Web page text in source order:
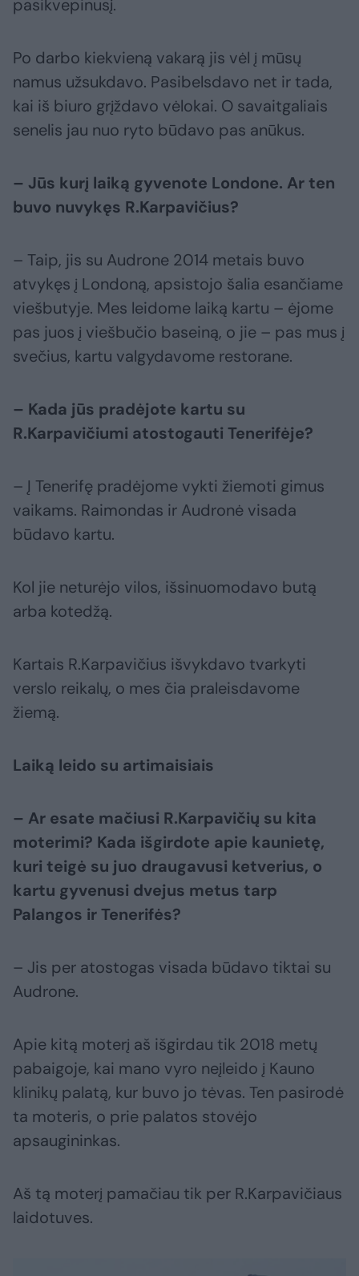
pasikvepinusį.
Po darbo kiekvieną vakarą jis vėl į mūsų
namus užsukdavo. Pasibelsdavo net ir tada,
kai iš biuro grįždavo vėlokai. O savaitgaliais
senelis jau nuo ryto būdavo pas anūkus.
– Jūs kurį laiką gyvenote Londone. Ar ten
buvo nuvykęs R.Karpavičius?
– Taip, jis su Audrone 2014 metais buvo
atvykęs į Londoną, apsistojo šalia esančiame
viešbutyje. Mes leidome laiką kartu – ėjome
pas juos į viešbučio baseiną, o jie – pas mus į
svečius, kartu valgydavome restorane.
– Kada jūs pradėjote kartu su
R.Karpavičiumi atostogauti Tenerifėje?
– Į Tenerifę pradėjome vykti žiemoti gimus
vaikams. Raimondas ir Audronė visada
būdavo kartu.
Kol jie neturėjo vilos, išsinuomodavo butą
arba kotedžą.
Kartais R.Karpavičius išvykdavo tvarkyti
verslo reikalų, o mes čia praleisdavome
žiemą.
Laiką leido su artimaisiais
– Ar esate mačiusi R.Karpavičių su kita
moterimi? Kada išgirdote apie kaunietę,
kuri teigė su juo draugavusi ketverius, o
kartu gyvenusi dvejus metus tarp
Palangos ir Tenerifės?
– Jis per atostogas visada būdavo tiktai su
Audrone.
Apie kitą moterį aš išgirdau tik 2018 metų
pabaigoje, kai mano vyro neįleido į Kauno
klinikų palatą, kur buvo jo tėvas. Ten pasirodė
ta moteris, o prie palatos stovėjo
apsaugininkas.
Aš tą moterį pamačiau tik per R.Karpavičiaus
laidotuves.